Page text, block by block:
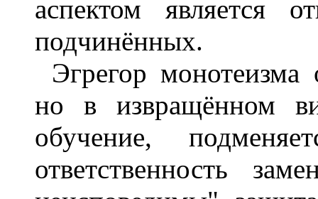
аспектом является
подчинённых.
Эгрегор
но в извращённом
обучение,
ответственность